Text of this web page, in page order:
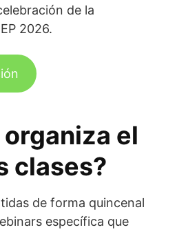
de la
2026.
el
clases?
de forma quincenal
específica que